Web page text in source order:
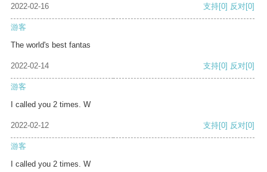
2022-02-16 支持[0] 反对[0]
游客
The world's best fantas
2022-02-14 支持[0] 反对[0]
游客
I called you 2 times. W
2022-02-12 支持[0] 反对[0]
游客
I called you 2 times. W